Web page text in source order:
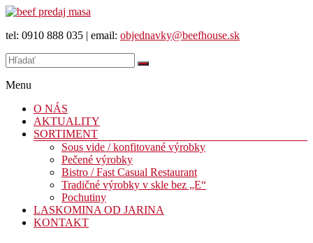
Prejsť
obsah
Beef
house
predaj
výrobkov
tel: 0910 888 035 | email: objednavky@beefhouse.sk
Menu
O NÁS
AKTUALITY
SORTIMENT
Sous vide / konfitované výrobky
Pečené výrobky
Bistro / Fast Casual Restaurant
Tradičné výrobky v skle bez „E“
Pochutiny
LASKOMINA OD JARINA
KONTAKT